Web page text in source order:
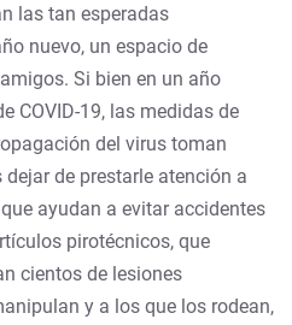
las tan esperadas
nuevo, un espacio de
Si bien en un año
COVID-19, las medidas de
del virus toman
de prestarle atención a
ayudan a evitar accidentes
pirotécnicos, que
cientos de lesiones
y a los que los rodean,